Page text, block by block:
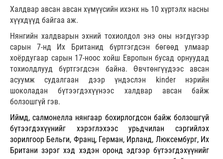
Халдвар авсан авсан хүмүүсийн ихэнх нь 10 хүртэлх насны
хүүхдүүд байгаа аж.
Нянгийн халдварын эхний тохиолдол энэ оны нэгдүгээр
сарын 7-нд Их Британид бүртгэгдсэн бөгөөд улмаар
хоёрдугаар сарын 17-ноос хойш Европын бусад орнуудад
тохиолдлууд бүртгэгдсэн байна. Өвчтөнгүүдээс авсан
асуумж судалгаан дээр үндэслэн kinder нэрийн
шоколадан бүтээгдэхүүнээс халдвар авсан байж
болзошгүй гэв.
Иймд, салмонелла нянгаар бохирлогдсон байж болзошгүй
бүтээгдэхүүнийг хэрэглэхээс урьдчилан сэргийлэх
зорилгоор Бельги, Франц, Герман, Ирланд, Люксембург, Их
Британи зэрэг хэд хэдэн оронд эдгээр бүтээгдэхүүнийг